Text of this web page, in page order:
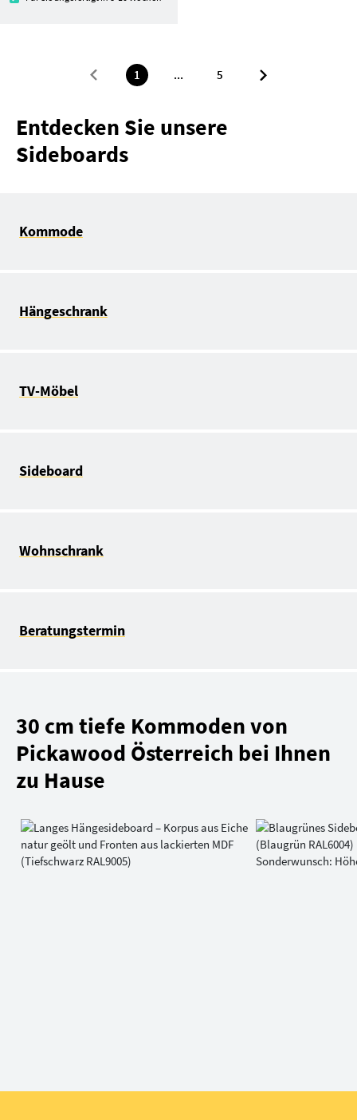
1 ... 5
Entdecken Sie unsere
Sideboards
Kommode
Hängeschrank
TV-Möbel
Sideboard
Wohnschrank
Beratungstermin
30 cm tiefe Kommoden von
Pickawood Österreich bei Ihnen
zu Hause